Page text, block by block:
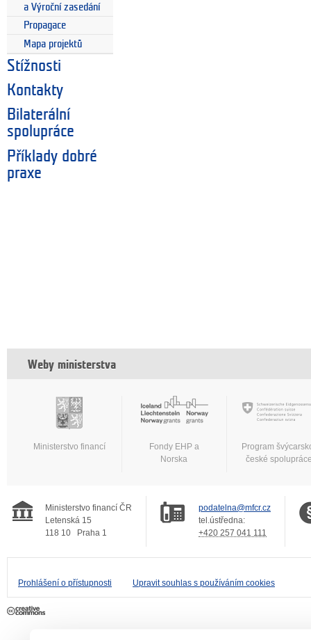
a Výroční zasedání
Propagace
Mapa projektů
Stížnosti
Kontakty
Bilaterální
spolupráce
Příklady dobré
praxe
Weby ministerstva
Ministerstvo financí
Fondy EHP a
Norska
Program
české
Ministerstvo financí ČR
Letenská 15
118 10
Praha 1
podatelna@mfcr.cz
tel.ústředna:
+420 257 041 111
Prohlášení o přístupnosti Upravit souhlas s používáním cookies